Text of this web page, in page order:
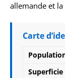
allemande et
Carte
Superficie